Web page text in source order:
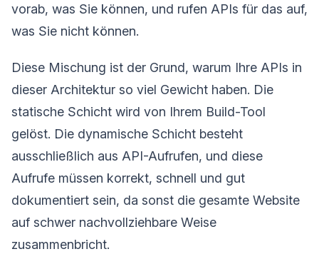
vorab, was Sie können, und rufen APIs für das auf,
was Sie nicht können.
Diese Mischung ist der Grund, warum Ihre APIs in
dieser Architektur so viel Gewicht haben. Die
statische Schicht wird von Ihrem Build-Tool
gelöst. Die dynamische Schicht besteht
ausschließlich aus API-Aufrufen, und diese
Aufrufe müssen korrekt, schnell und gut
dokumentiert sein, da sonst die gesamte Website
auf schwer nachvollziehbare Weise
zusammenbricht.